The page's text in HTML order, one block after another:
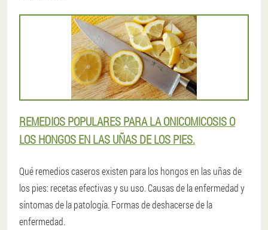
REMEDIOS POPULARES PARA LA ONICOMICOSIS O
LOS HONGOS EN LAS UÑAS DE LOS PIES.
Qué remedios caseros existen para los hongos en las uñas de
los pies: recetas efectivas y su uso. Causas de la enfermedad y
síntomas de la patología. Formas de deshacerse de la
enfermedad.